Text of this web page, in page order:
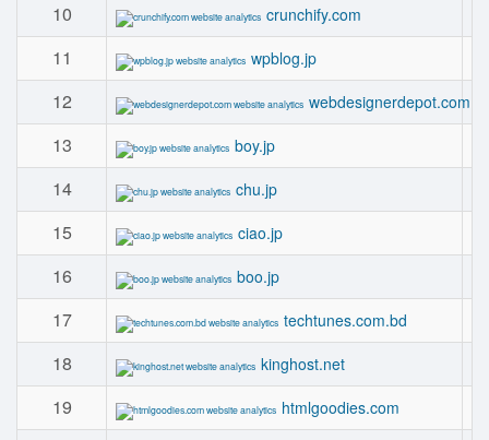
10 crunchify.com
11 wpblog.jp
12 webdesignerdepot.com
13 boy.jp
14 chu.jp
15 ciao.jp
16 boo.jp
17 techtunes.com.bd
18 kinghost.net
19 htmlgoodies.com